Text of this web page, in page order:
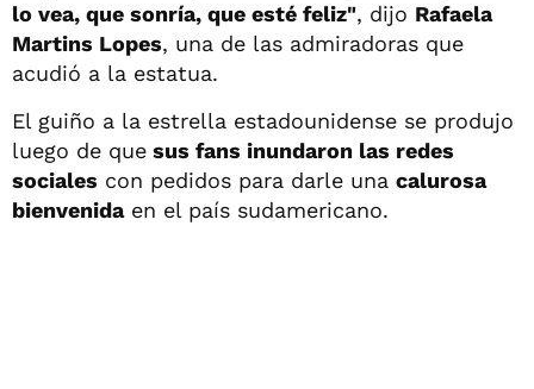
lo vea, que sonría, que esté feliz", dijo Rafaela
Martins Lopes, una de las admiradoras que
acudió a la estatua.
El guiño a la estrella estadounidense se produjo
luego de que sus fans inundaron las redes
sociales con pedidos para darle una calurosa
bienvenidaen el país sudamericano.